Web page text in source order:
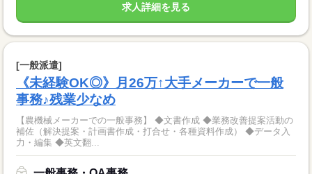
求人詳細を見る
[一般派遣]
《未経験OK◎》月26万↑大手メーカーで一般
事務♪残業少なめ
【農機械メーカーでの一般事務】 ◆文書作成 ◆業務改善提案活動の
補佐（解決提案・計画書作成・打合せ・各種資料作成） ◆データ入
力・編集 ◆英文翻...